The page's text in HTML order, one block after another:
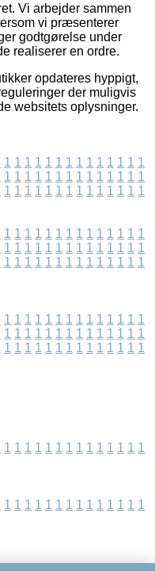
Vi arbejder sammen
vi præsenterer
godtgørelse under
realiserer en ordre.
opdateres hyppigt,
der muligvis
websitets oplysninger.
1 1 1 1 1 1 1 1 1 1 1 1 1 1
1 1 1 1 1 1 1 1 1 1 1 1 1 1
1 1 1 1 1 1 1 1 1 1 1 1 1 1
1 1 1 1 1 1 1 1 1 1 1 1 1 1
1 1 1 1 1 1 1 1 1 1 1 1 1 1
1 1 1 1 1 1 1 1 1 1 1 1 1 1
1 1 1 1 1 1 1 1 1 1 1 1 1 1
1 1 1 1 1 1 1 1 1 1 1 1 1 1
1 1 1 1 1 1 1 1 1 1 1 1 1 1
1 1 1 1 1 1 1 1 1 1 1 1 1 1
1 1 1 1 1 1 1 1 1 1 1 1 1 1